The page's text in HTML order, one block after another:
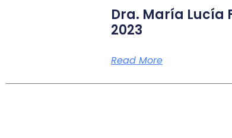
Dra. María Lucía
2023
Read More